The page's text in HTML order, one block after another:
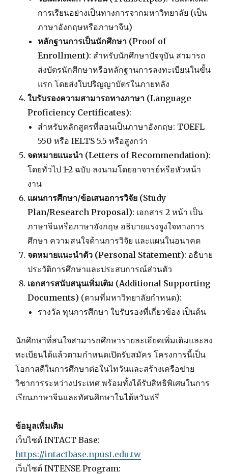
การเรียนอย่างเป็นทางการจากมหาวิทยาลัย (เป็น
ภาษาอังกฤษหรือภาษาจีน)
หลักฐานการเป็นนักศึกษา (Proof of
Enrollment): สำหรับนักศึกษาปัจจุบัน สามารถ
ส่งบัตรนักศึกษาหรือหลักฐานการลงทะเบียนในขั้น
แรก โดยส่งใบปริญญาบัตรในภายหลัง
ใบรับรองความสามารถทางภาษา (Language
Proficiency Certificates):
สำหรับหลักสูตรที่สอนเป็นภาษาอังกฤษ: TOEFL
550 หรือ IELTS 5.5 หรือสูงกว่า
จดหมายแนะนำ (Letters of Recommendation):
โดยทั่วไป 1-2 ฉบับ ลงนามโดยอาจารย์หรือหัวหน้า
งาน
แผนการศึกษา/ข้อเสนอการวิจัย (Study
Plan/Research Proposal): เอกสาร 2 หน้า เป็น
ภาษาจีนหรือภาษาอังกฤษ อธิบายแรงจูงใจทางการ
ศึกษา ความสนใจด้านการวิจัย และแผนในอนาคต
จดหมายแนะนำตัว (Personal Statement): อธิบาย
ประวัติการศึกษาและประสบการณ์ส่วนตัว
เอกสารสนับสนุนเพิ่มเติม (Additional Supporting
Documents) (ตามที่มหาวิทยาลัยกำหนด):
รางวัล ทุนการศึกษา ใบรับรองที่เกี่ยวข้อง เป็นต้น
นักศึกษาที่สนใจสามารถศึกษารายละเอียดเพิ่มเติมและลง
ทะเบียนได้แล้วตามกำหนดเปิดรับสมัคร โครงการนี้เป็น
โอกาสดีในการศึกษาต่อในไทวันและสร้างเครือข่าย
วิชาการระหว่างประเทศ พร้อมทั้งได้รับสิทธิพิเศษในการ
เรียนภาษาจีนและทัศนศึกษาในไต้หวันฟรี
ข้อมูลเพิ่มเติม
เว็บไซต์ INTACT Base:
https://intactbase.npust.edu.tw
เว็บไซต์ INTENSE Program: